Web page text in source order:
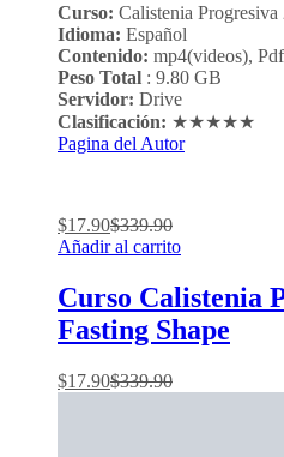
Curso: Calistenia
Idioma: Español
Contenido: mp4(videos),
Peso Total : 9.80 GB
Servidor: Drive
Clasificación: ★★★★★
Pagina del Autor
$17.90$339.90
Añadir al carrito
Curso Calistenia
Fasting Shape
$17.90$339.90